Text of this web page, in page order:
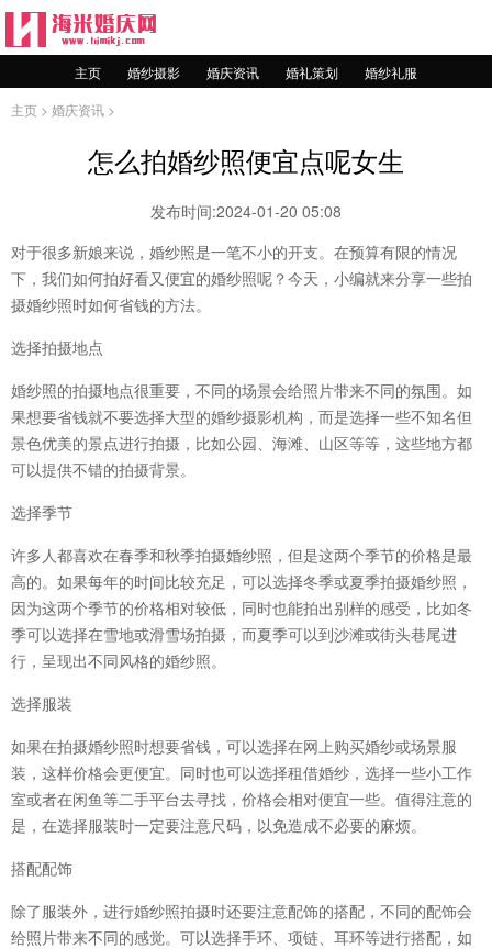
主页 婚纱摄影 婚庆资讯 婚礼策划
婚纱礼服
主页 > 婚庆资讯 >
怎么拍婚纱照便宜点呢女生
发布时间:2024-01-20 05:08
对于很多新娘来说，婚纱照是一笔不小的开支。在预算有限的情况
下，我们如何拍好看又便宜的婚纱照呢？今天，小编就来分享一些拍
摄婚纱照时如何省钱的方法。
选择拍摄地点
婚纱照的拍摄地点很重要，不同的场景会给照片带来不同的氛围。如
果想要省钱就不要选择大型的婚纱摄影机构，而是选择一些不知名但
景色优美的景点进行拍摄，比如公园、海滩、山区等等，这些地方都
可以提供不错的拍摄背景。
选择季节
许多人都喜欢在春季和秋季拍摄婚纱照，但是这两个季节的价格是最
高的。如果每年的时间比较充足，可以选择冬季或夏季拍摄婚纱照，
因为这两个季节的价格相对较低，同时也能拍出别样的感受，比如冬
季可以选择在雪地或滑雪场拍摄，而夏季可以到沙滩或街头巷尾进
行，呈现出不同风格的婚纱照。
选择服装
如果在拍摄婚纱照时想要省钱，可以选择在网上购买婚纱或场景服
装，这样价格会更便宜。同时也可以选择租借婚纱，选择一些小工作
室或者在闲鱼等二手平台去寻找，价格会相对便宜一些。值得注意的
是，在选择服装时一定要注意尺码，以免造成不必要的麻烦。
搭配配饰
除了服装外，进行婚纱照拍摄时还要注意配饰的搭配，不同的配饰会
给照片带来不同的感觉。可以选择手环、项链、耳环等进行搭配，如